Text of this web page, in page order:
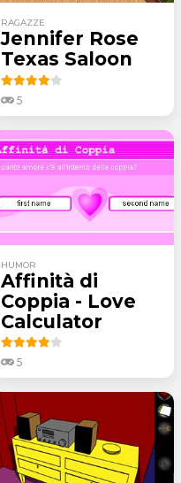
RAGAZZE
Jennifer Rose
Texas Saloon
5
HUMOR
Affinità di
Coppia - Love
Calculator
5